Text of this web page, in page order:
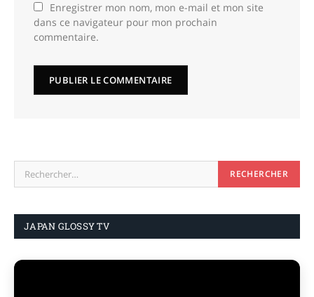
Enregistrer mon nom, mon e-mail et mon site
dans ce navigateur pour mon prochain
commentaire.
JAPAN GLOSSY TV